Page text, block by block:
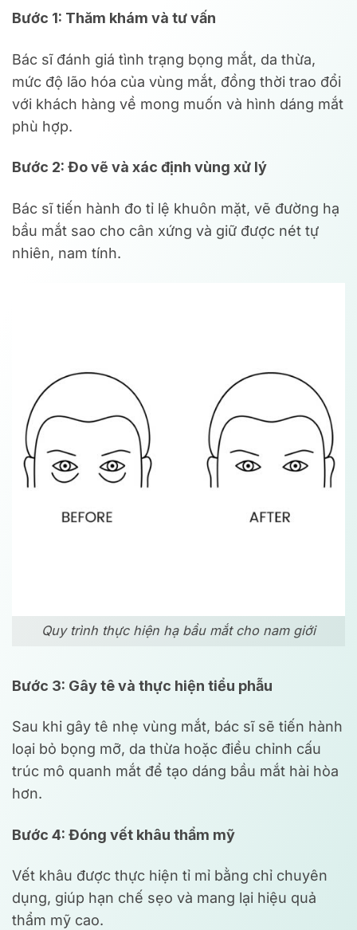
Bước 1: Thăm khám và tư vấn
Bác sĩ đánh giá tình trạng bọng mắt, da thừa,
mức độ lão hóa của vùng mắt, đồng thời trao đổi
với khách hàng về mong muốn và hình dáng mắt
phù hợp.
Bước 2: Đo vẽ và xác định vùng xử lý
Bác sĩ tiến hành đo tỉ lệ khuôn mặt, vẽ đường hạ
bầu mắt sao cho cân xứng và giữ được nét tự
nhiên, nam tính.
Quy trình thực hiện hạ bầu mắt cho nam giới
Bước 3: Gây tê và thực hiện tiểu phẫu
Sau khi gây tê nhẹ vùng mắt, bác sĩ sẽ tiến hành
loại bỏ bọng mỡ, da thừa hoặc điều chỉnh cấu
trúc mô quanh mắt để tạo dáng bầu mắt hài hòa
hơn.
Bước 4: Đóng vết khâu thẩm mỹ
Vết khâu được thực hiện tỉ mỉ bằng chỉ chuyên
dụng, giúp hạn chế sẹo và mang lại hiệu quả
thẩm mỹ cao.